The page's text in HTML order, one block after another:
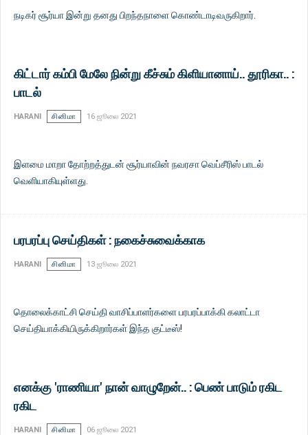
நடிகர் சூர்யா இன்று தனது பிறந்தநாளை கொண்டாடிவருகிறார்.
கிட்டார் கம்பி மேலே நின்று கீச்சும் கிளியானாய்.. தூரிகா.. :
பாடல்
HARANI சினிமா 16 ஜூலை 2021
இளமை மாறா தோற்றத்துடன் சூர்யாவின் நவரசா வெப்சீரிஸ் பாடல்
வெளியாகியுள்ளது.
பரபரப்பு செய்திகள் : நகைச்சுவைக்காக
HARANI சினிமா 13 ஜூலை 2021
தொலைக்காட்சி செய்தி வாசிப்பாளர்களை பரபரப்பாக்கி கலாட்டா
செய்தியாக்கியிருக்கிறார்கள் இந்த குட்டீஸ்!
எனக்கு 'ராணியா' நான் வாழுறேன்.. : பெண் பாடும் ரகிட
ரகிட
HARANI சினிமா 06 ஜூலை 2021